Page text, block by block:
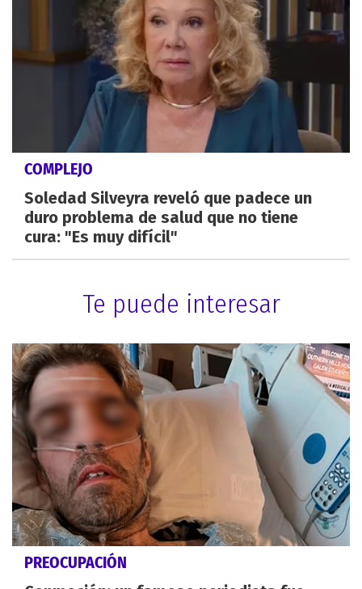
COMPLEJO
Soledad Silveyra reveló que padece un
duro problema de salud que no tiene
cura: "Es muy difícil"
Te puede interesar
PREOCUPACIÓN